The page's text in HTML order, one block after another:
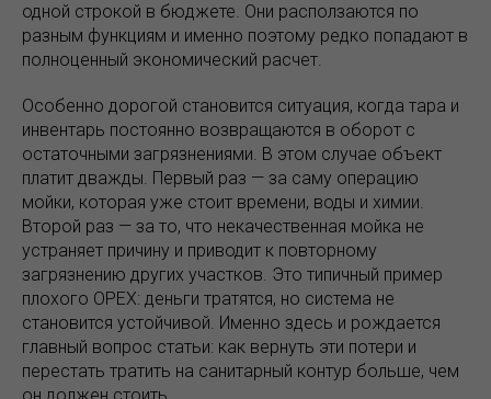
одной строкой в бюджете. Они расползаются по
разным функциям и именно поэтому редко попадают в
полноценный экономический расчет.
Особенно дорогой становится ситуация, когда тара и
инвентарь постоянно возвращаются в оборот с
остаточными загрязнениями. В этом случае объект
платит дважды. Первый раз — за саму операцию
мойки, которая уже стоит времени, воды и химии.
Второй раз — за то, что некачественная мойка не
устраняет причину и приводит к повторному
загрязнению других участков. Это типичный пример
плохого OPEX: деньги тратятся, но система не
становится устойчивой. Именно здесь и рождается
главный вопрос статьи: как вернуть эти потери и
перестать тратить на санитарный контур больше, чем